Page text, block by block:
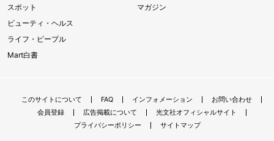
スポット
ビューティ・ヘルス
ライフ・ピープル
Mart白書
マガジン
このサイトについて FAQ インフォメーション
お問い合わせ
会員登録
広告掲載について
光文社オフィシャルサイト
プライバシーポリシー
サイトマップ